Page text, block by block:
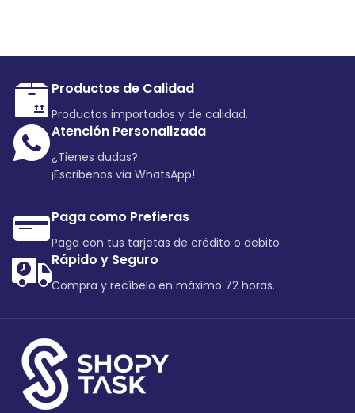
Productos de Calidad
Productos importados y de calidad.
Atención Personalizada
¿Tienes dudas?
¡Escribenos via WhatsApp!
Paga como Prefieras
Paga con tus tarjetas de crédito o debito.
Rápido y Seguro
Compra y recíbelo en máximo 72 horas.